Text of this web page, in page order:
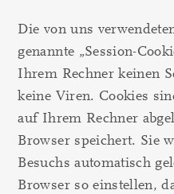
Die von uns
genannte „Session-
Ihrem Rechner keinen
keine Viren. Cookies
auf Ihrem Rechner
Browser speichert. Sie
Besuchs automatisch
Browser so einstellen,